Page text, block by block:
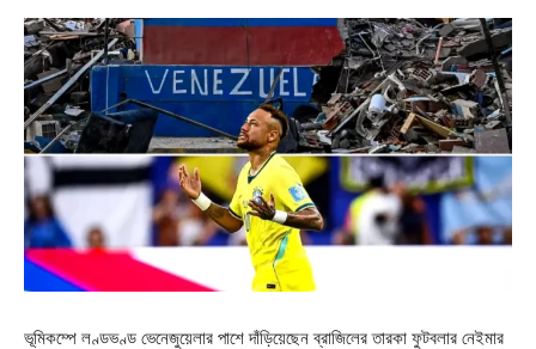
ভূমিকম্পে লণ্ডভণ্ড ভেনেজুয়েলার পাশে দাঁড়িয়েছেন ব্রাজিলের তারকা ফুটবলার নেইমার